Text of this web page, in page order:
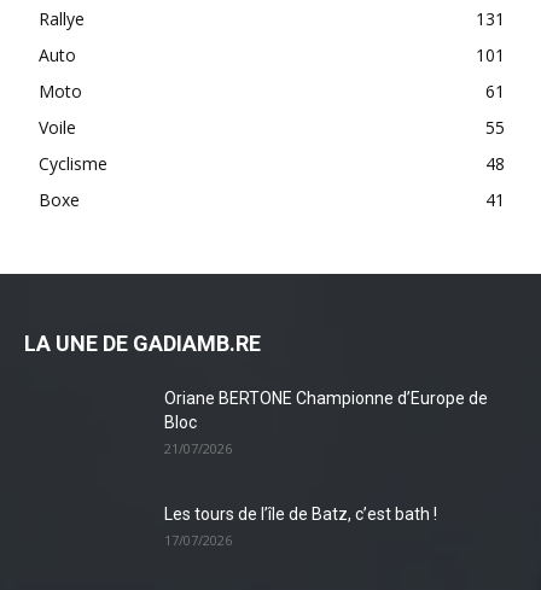
Rallye
131
Auto
101
Moto
61
Voile
55
Cyclisme
48
Boxe
41
LA UNE DE GADIAMB.RE
Oriane BERTONE Championne d’Europe de
Bloc
21/07/2026
Les tours de l’île de Batz, c’est bath !
17/07/2026